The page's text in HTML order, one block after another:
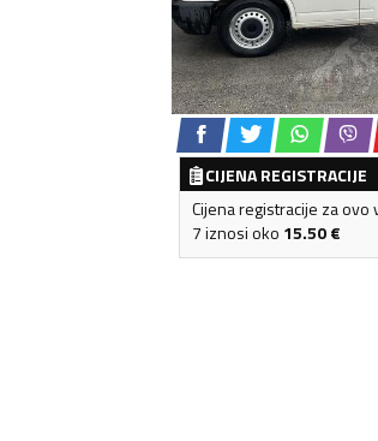
CIJENA REGISTRACIJE
Cijena registracije za
7 iznosi oko 15.50€